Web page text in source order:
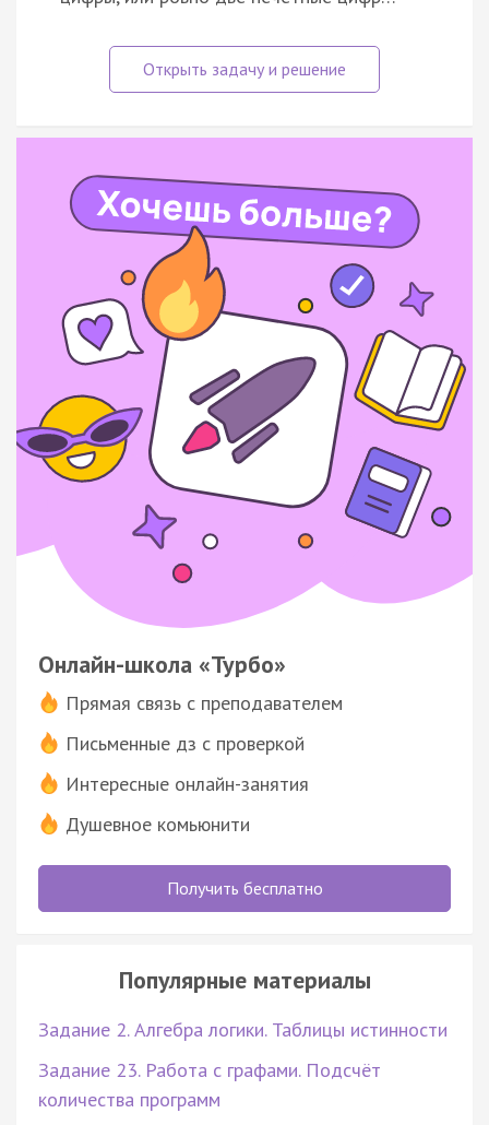
Онлайн-школа «Турбо»
Прямая связь с преподавателем
Письменные дз с проверкой
Интересные онлайн-занятия
Душевное комьюнити
Получить бесплатно
Популярные материалы
Задание 2. Алгебра логики. Таблицы истинности
Задание 23. Работа с графами. Подсчёт
количества программ